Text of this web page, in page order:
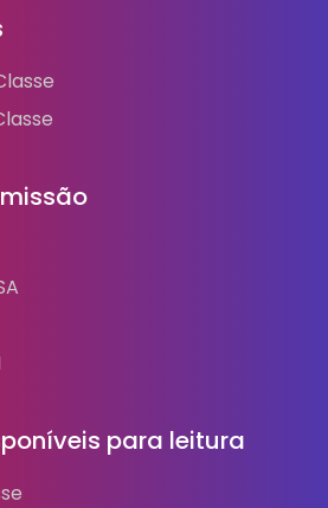
para leitura